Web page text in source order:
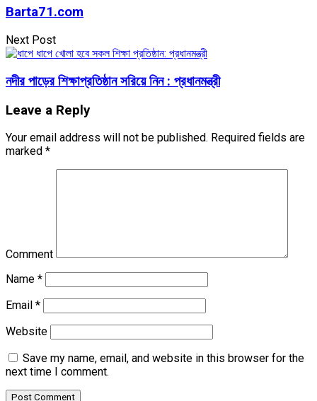
Barta71.com
Next Post
নদীর পাড়ের শিক্ষাপ্রতিষ্ঠান সরিয়ে নিন : প্রধানমন্ত্রী
Leave a Reply
Your email address will not be published. Required fields are
marked *
Comment
Name *
Email *
Website
Save my name, email, and website in this browser for the
next time I comment.